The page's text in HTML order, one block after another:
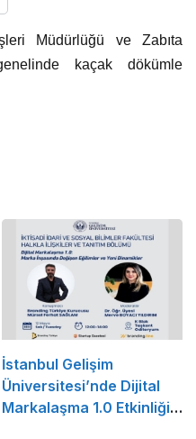
Müdürlüğü ve Zabıta
kaçak dökümle
İstanbul Gelişim
Üniversitesi’nde Dijital
Markalaşma 1.0 Etkinliği